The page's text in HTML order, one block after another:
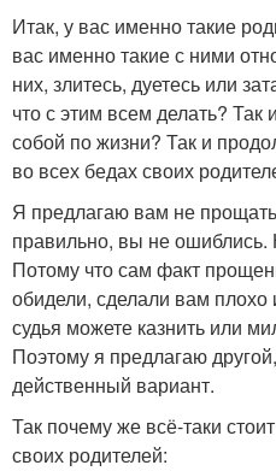
Итак, у вас именно такие
вас именно такие с ними
них, злитесь, дуетесь или
что с этим всем делать? Так
собой по жизни? Так и
во всех бедах своих
Я предлагаю вам не
правильно, вы не
Потому что сам факт
обидели, сделали вам плохо
судья можете казнить или
Поэтому я предлагаю
действенный вариант.
Так почему же всё-таки
своих родителей: